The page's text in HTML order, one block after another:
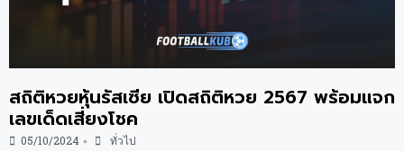
สถิติหวยหุ้นรัสเซีย เปิดสถิติหวย 2567 พร้อมแจก
เลขเด็ดเสี่ยงโชค
05/10/2024 • ทั่วไป